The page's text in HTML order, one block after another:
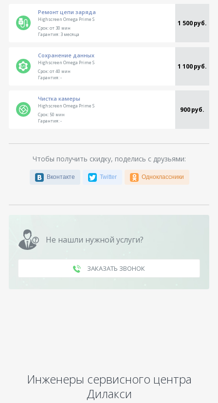
Ремонт цепи заряда
Highscreen Omega Prime S 1 500 руб.
Срок:от 30 мин
Гарантия:3 месяца
Сохранение данных
Highscreen Omega Prime S 1 100 руб.
Срок:от 40 мин
Гарантия:-
Чистка камеры
Highscreen Omega Prime S 900 руб.
Срок:50 мин
Гарантия:-
Чтобы получить скидку, поделись с друзьями:
Вконтакте Twitter Одноклассники
Не нашли нужной услуги?
ЗАКАЗАТЬ ЗВОНОК
Инженеры сервисного центра
Дилакси